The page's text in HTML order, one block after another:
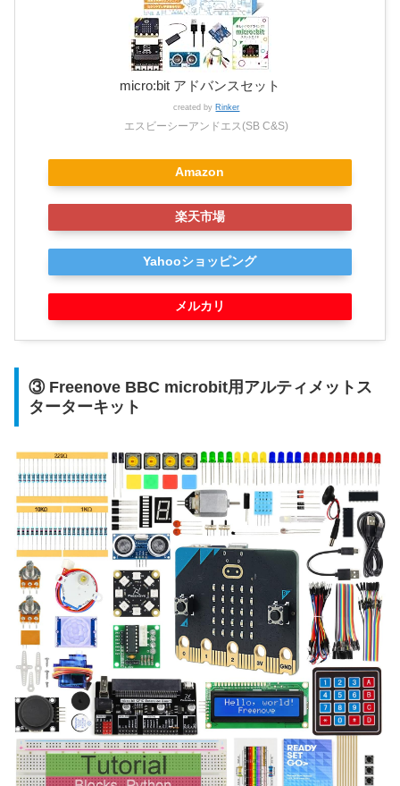
micro:bit アドバンスセット
created by Rinker
エスビーシーアンドエス(SB C&S)
Amazon
楽天市場
Yahooショッピング
メルカリ
③ Freenove BBC microbit用アルティメットス
ターターキット